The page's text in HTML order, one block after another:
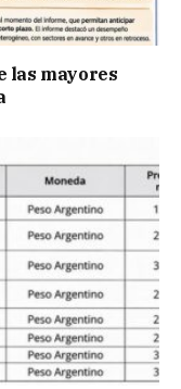
las mayores